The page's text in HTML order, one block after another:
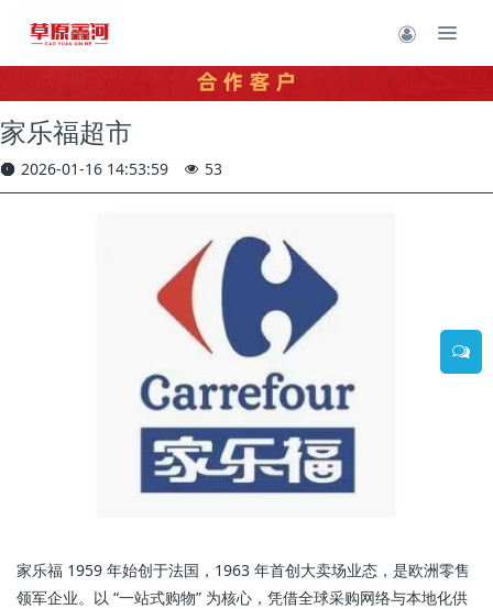
家乐福超市
2026-01-16 14:53:59 53
家乐福 1959 年始创于法国，1963 年首创大卖场业态，是欧洲零售
领军企业。以 “一站式购物” 为核心，凭借全球采购网络与本地化供